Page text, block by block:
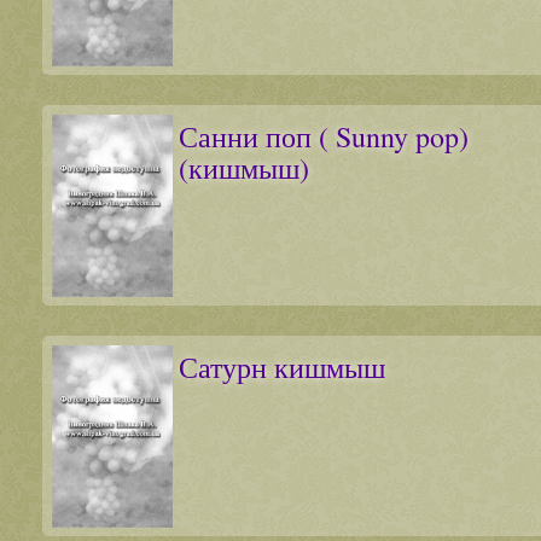
Санни поп ( Sunny pop)
(кишмыш)
Сатурн кишмыш